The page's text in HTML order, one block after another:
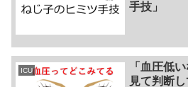
手技」
ICU
「血圧低
見て判断